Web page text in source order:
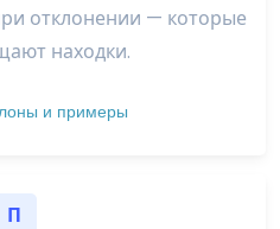
отклонении — которые
находки.
и примеры
П